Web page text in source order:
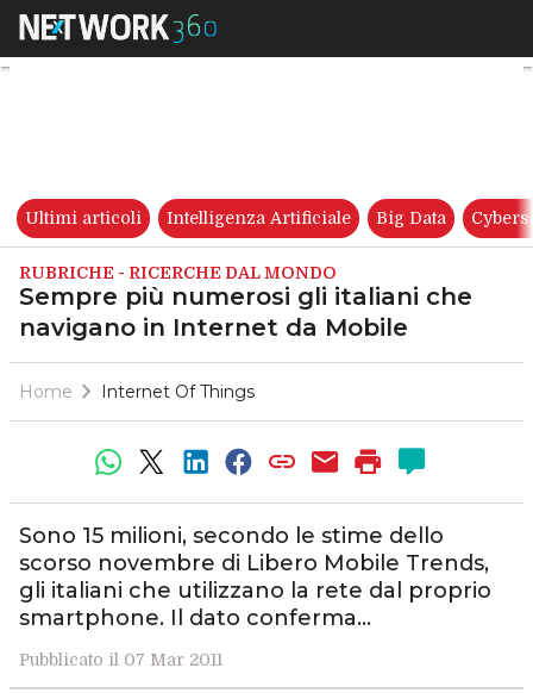
Sempre più numerosi gli
Ultimi articoli Intelligenza Artificiale Big Data
RUBRICHE - RICERCHE DAL MONDO
Sempre più numerosi gli italiani che
navigano in Internet da Mobile
Home Internet Of Things
Sono 15 milioni, secondo le stime dello
scorso novembre di Libero Mobile Trends,
gli italiani che utilizzano la rete dal proprio
smartphone. Il dato conferma…
Pubblicato il 07 Mar 2011